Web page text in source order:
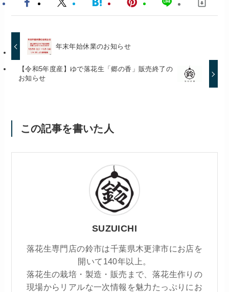
年末年始休業のお知らせ
【令和5年度産】ゆで落花生「郷の香」販売終了の
お知らせ
この記事を書いた人
SUZUICHI
落花生専門店の鈴市は千葉県木更津市にお店を
開いて140年以上。
落花生の栽培・製造・販売まで、落花生作りの
現場からリアルな一次情報を魅力たっぷりにお